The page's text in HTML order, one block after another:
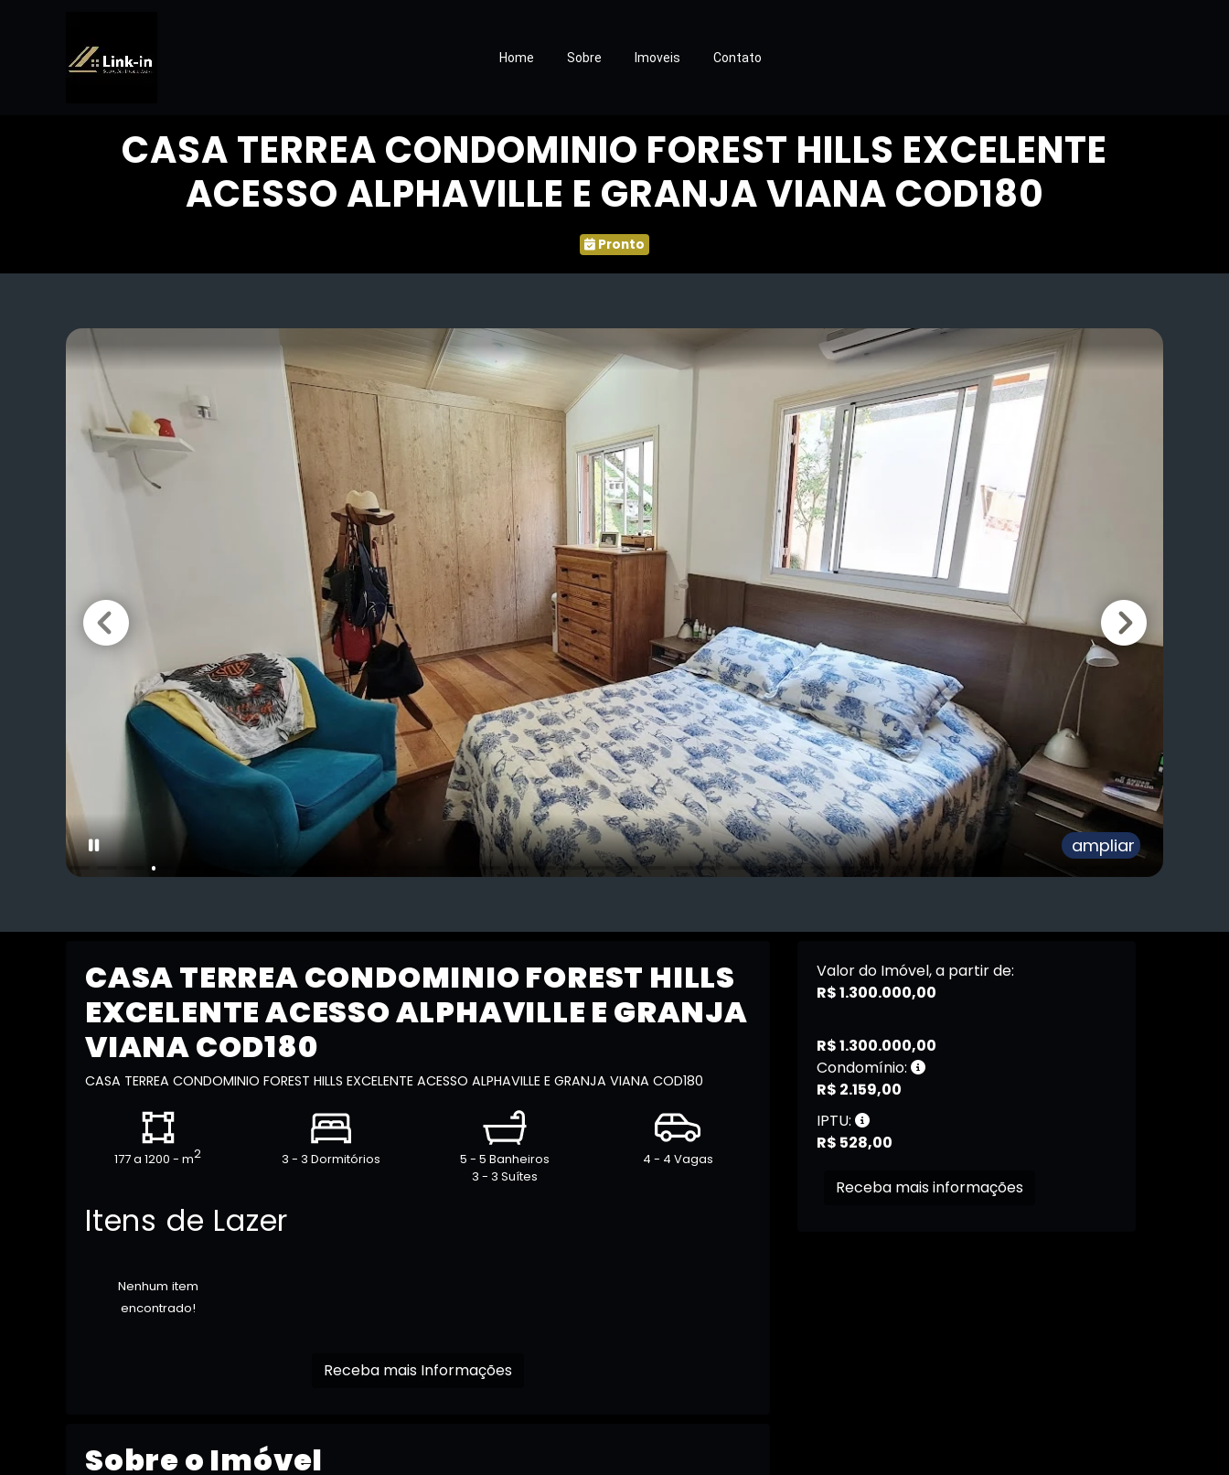
Home Sobre Imoveis Contato
CASA TERREA CONDOMINIO FOREST HILLS EXCELENTE
ACESSO ALPHAVILLE E GRANJA VIANA COD180
Pronto
ampliar
CASA TERREA CONDOMINIO FOREST HILLS
EXCELENTE ACESSO ALPHAVILLE E GRANJA
VIANA COD180
CASA TERREA CONDOMINIO FOREST HILLS EXCELENTE ACESSO ALPHAVILLE E GRANJA VIANA COD180
177 a 1200 - m2 3 - 3 Dormitórios
5 - 5 Banheiros
3 - 3 Suítes
4 - 4 Vagas
Itens de Lazer
Nenhum item
encontrado!
Receba mais Informações
Sobre o Imóvel
Valor do Imóvel, a partir de:
R$ 1.300.000,00
R$ 1.300.000,00
Condomínio:
R$ 2.159,00
IPTU:
R$ 528,00
Receba mais informações